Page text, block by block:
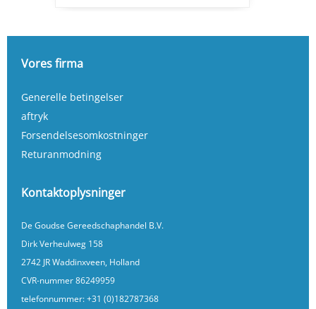
Vores firma
Generelle betingelser
aftryk
Forsendelsesomkostninger
Returanmodning
Kontaktoplysninger
De Goudse Gereedschaphandel B.V.
Dirk Verheulweg 158
2742 JR Waddinxveen, Holland
CVR-nummer 86249959
telefonnummer:+31 (0)182787368